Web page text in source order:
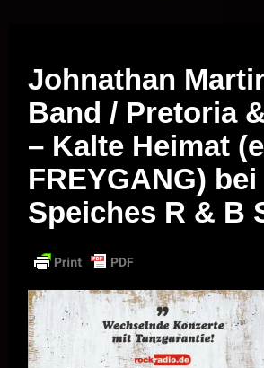
Johnathan
Band / Pretoria
– Kalte Heimat
FREYGANG) bei
Speiches R & B